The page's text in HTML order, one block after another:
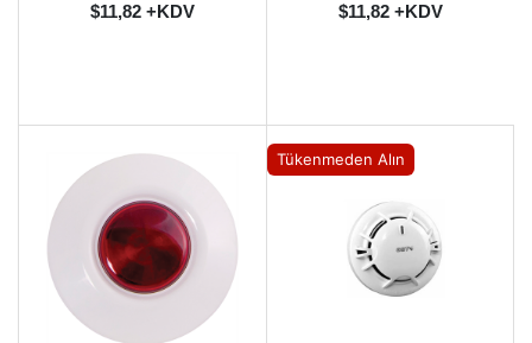
$11,82 +KDV $11,82 +KDV
Tükenmeden Alın